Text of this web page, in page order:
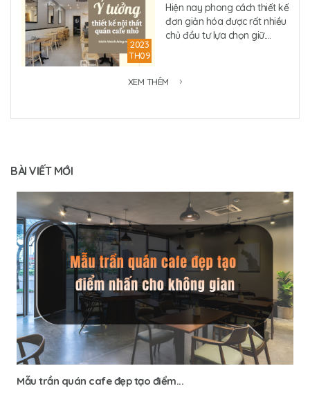
2023
TH09
Hiện nay phong cách thiết kế
đơn giản hóa được rất nhiều
chủ đầu tư lựa chọn giữ....
XEM THÊM
BÀI VIẾT MỚI
Mẫu trần quán cafe đẹp tạo điểm...